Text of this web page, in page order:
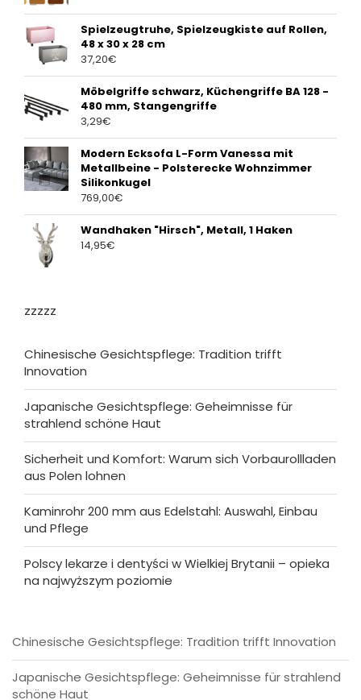
Spielzeugtruhe, Spielzeugkiste auf Rollen,
48 x 30 x 28 cm
37,20€
Möbelgriffe schwarz, Küchengriffe BA 128 -
480 mm, Stangengriffe
3,29€
Modern Ecksofa L-Form Vanessa mit
Metallbeine - Polsterecke Wohnzimmer
Silikonkugel
769,00€
Wandhaken "Hirsch", Metall, 1 Haken
14,95€
zzzzz
Chinesische Gesichtspflege: Tradition trifft
Innovation
Japanische Gesichtspflege: Geheimnisse für
strahlend schöne Haut
Sicherheit und Komfort: Warum sich Vorbaurollladen
aus Polen lohnen
Kaminrohr 200 mm aus Edelstahl: Auswahl, Einbau
und Pflege
Polscy lekarze i dentyści w Wielkiej Brytanii – opieka
na najwyższym poziomie
Chinesische Gesichtspflege: Tradition trifft Innovation
Japanische Gesichtspflege: Geheimnisse für strahlend
schöne Haut